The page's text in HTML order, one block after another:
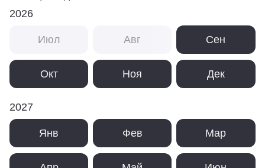
2026
Июл Авг Сен
Окт Ноя Дек
2027
Янв Фев Мар